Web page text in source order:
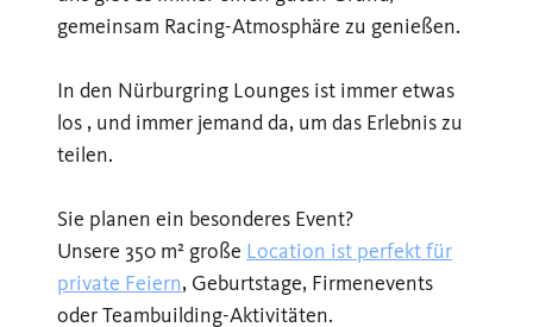
gemeinsam Racing-Atmosphäre zu genießen.
In den Nürburgring Lounges ist immer etwas
los , und immer jemand da, um das Erlebnis zu
teilen.
Sie planen ein besonderes Event?
Unsere 350 m² große Location ist perfekt für
private Feiern, Geburtstage, Firmenevents
oder Teambuilding-Aktivitäten.